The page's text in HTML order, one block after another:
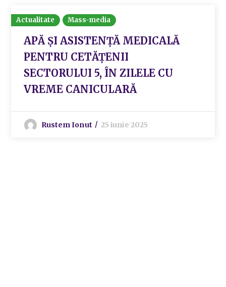
Actualitate Mass-media
APĂ ȘI ASISTENȚĂ MEDICALĂ
PENTRU CETĂȚENII
SECTORULUI 5, ÎN ZILELE CU
VREME CANICULARĂ
Rustem Ionut 25 iunie 2025